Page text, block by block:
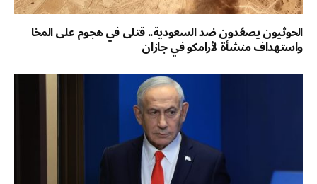
الحوثيون يصعّدون ضد السعودية.. قتلى في هجوم على المخا
واستهداف منشأة لأرامكو في جازان